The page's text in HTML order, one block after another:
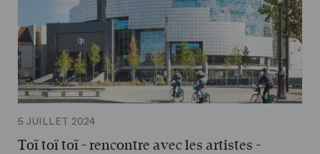
5 JUILLET 2024
Toï toï toï - rencontre avec les artistes -